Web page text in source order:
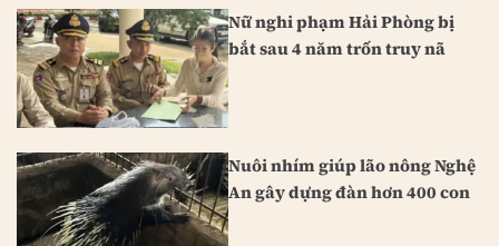
Nữ nghi phạm Hải Phòng bị
bắt sau 4 năm trốn truy nã
Nuôi nhím giúp lão nông Nghệ
An gây dựng đàn hơn 400 con